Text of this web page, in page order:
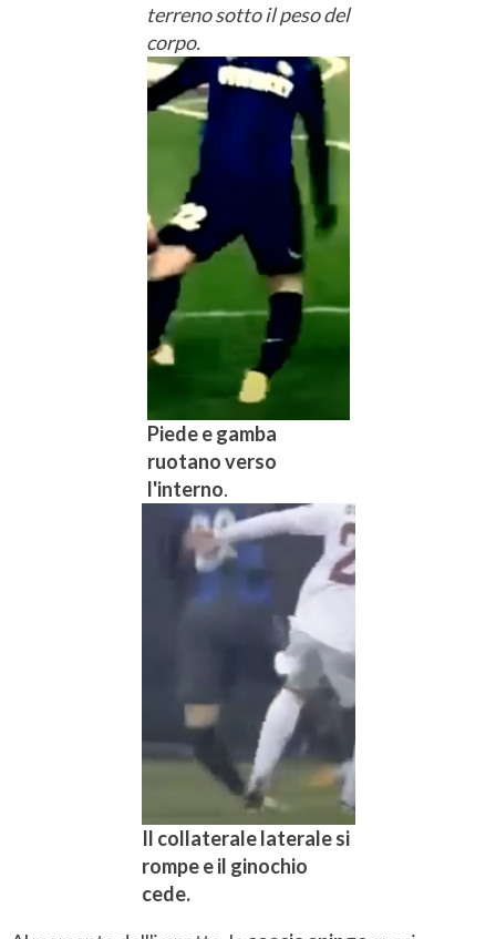
terreno sotto il peso del
corpo.
Piede e gamba
ruotano verso
l'interno.
Il collaterale laterale si
rompe e il ginochio
cede.